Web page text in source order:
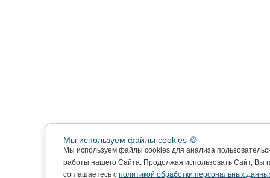
Мы используем файлы cookies 🍪
Мы используем файлы cookies для анализа
работы нашего Сайта. Продолжая использовать Сайт, Вы
соглашаетесь с политикой обработки персональных